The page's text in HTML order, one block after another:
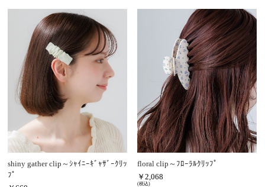
shiny gather clip～ｼｬｲﾆｰｷﾞｬｻﾞｰｸﾘｯ
ﾌﾟ
floral clip～ﾌﾛｰﾗﾙｸﾘｯﾌﾟ
￥2,068
(税込)